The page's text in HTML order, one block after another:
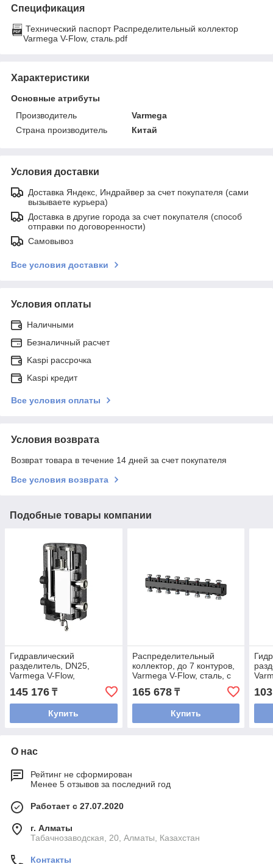
Спецификация
Технический паспорт Распределительный коллектор
Varmega V-Flow, сталь.pdf
Характеристики
Основные атрибуты
Производитель
Varmega
Страна производитель
Китай
Условия доставки
Доставка Яндекс, Индрайвер за счет покупателя (сами
вызываете курьера)
Доставка в другие города за счет покупателя (способ
отправки по договоренности)
Самовывоз
Все условия доставки
Условия оплаты
Наличными
Безналичный расчет
Kaspi рассрочка
Kaspi кредит
Все условия оплаты
Условия возврата
Возврат товара в течение 14 дней за счет покупателя
Все условия возврата
Подобные товары компании
Гидравлический
разделитель, DN25,
Varmega V-Flow,
нержавеющая сталь, с
термоизоляцией
145 176 ₸
Купить
Распределительный
коллектор, до 7 контуров,
Varmega V-Flow, сталь, с
термоизоляцией
165 678₸
Купить
О нас
Рейтинг не сформирован
Менее 5 отзывов за последний год
Работает с 27.07.2020
г. Алматы
Табачнозаводская, 20, Алматы, Казахстан
Контакты